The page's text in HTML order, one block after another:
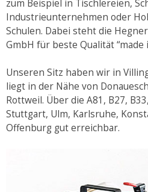
zum Beispiel in Tischlereien,
Industrieunternehmen oder
Schulen. Dabei steht die
GmbH für beste Qualität “made
Unseren Sitz haben wir in
liegt in der Nähe von
Rottweil. Über die A81, B27,
Stuttgart, Ulm, Karlsruhe,
Offenburg gut erreichbar.